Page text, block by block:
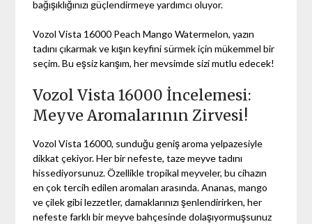
bağışıklığınızı güçlendirmeye yardımcı oluyor.
Vozol Vista 16000 Peach Mango Watermelon, yazın
tadını çıkarmak ve kışın keyfini sürmek için mükemmel bir
seçim. Bu eşsiz karışım, her mevsimde sizi mutlu edecek!
Vozol Vista 16000 İncelemesi:
Meyve Aromalarının Zirvesi!
Vozol Vista 16000, sunduğu geniş aroma yelpazesiyle
dikkat çekiyor. Her bir nefeste, taze meyve tadını
hissediyorsunuz. Özellikle tropikal meyveler, bu cihazın
en çok tercih edilen aromaları arasında. Ananas, mango
ve çilek gibi lezzetler, damaklarınızı şenlendirirken, her
nefeste farklı bir meyve bahçesinde dolaşıyormuşsunuz